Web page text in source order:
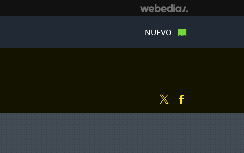
NUEVO
Twitter